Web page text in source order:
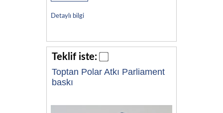
Detaylı bilgi
Teklif iste:
Toptan Polar Atkı Parliament
baskı